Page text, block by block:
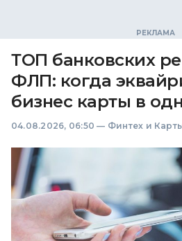
ТОП банковских
ФЛП: когда
бизнес карты в
04.08.2026, 06:50 — Финтех и